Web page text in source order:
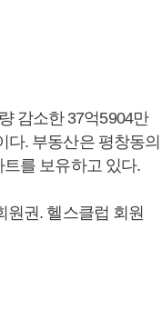
감소한 37억5904만
다. 부동산은 평창동의
를 보유하고 있다.
원권. 헬스클럽 회원